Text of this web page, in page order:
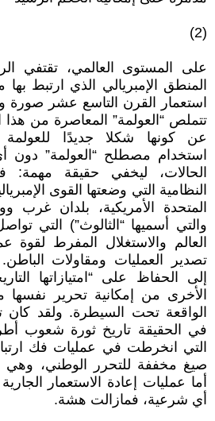
(2)
على المستوى العالمي، تقتفي
المنطق الإمبريالي الذي ارتبط بها
استعمار القرن التاسع عشر صورة
تتملص “العولمة” المعاصرة من هذا
عن كونها شكلا جديدًا للعولمة
استخدام مصطلح “العولمة”
الحالات، ليخفي حقيقة مهمة:
النظامية التي وضعتها القوى
المتحدة الأمريكية، بلدان غرب
والتي أسميها “الثالوث”) التي
العالم والاستغلال المفرط لقوة
تصدير العمليات ومقاولات
إلى الحفاظ على “امتيازاتها
الأخرى من إمكانية تحرير
الواقعة تحت السيطرة. ولقد كان
في الحقيقة تاريخ ثورة شعوب
التي انخرطت في عمليات فك
صيغ مخففة للتحرر الوطني، وهي
أما عمليات إعادة الاستعمار
أي شرعية، فمازالت هشة.